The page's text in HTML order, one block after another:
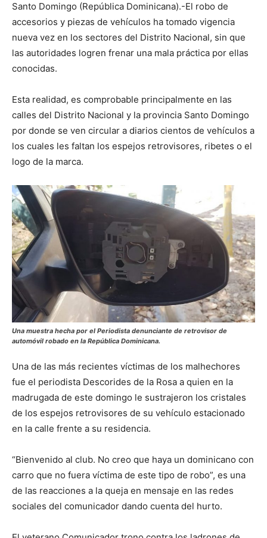
Santo Domingo (República Dominicana).-El robo de
accesorios y piezas de vehículos ha tomado vigencia
nueva vez en los sectores del Distrito Nacional, sin que
las autoridades logren frenar una mala práctica por ellas
conocidas.
Esta realidad, es comprobable principalmente en las
calles del Distrito Nacional y la provincia Santo Domingo
por donde se ven circular a diarios cientos de vehículos a
los cuales les faltan los espejos retrovisores, ribetes o el
logo de la marca.
Una muestra hecha por el Periodista denunciante de retrovisor de
automóvil robado en la República Dominicana.
Una de las más recientes víctimas de los malhechores
fue el periodista Descorides de la Rosa a quien en la
madrugada de este domingo le sustrajeron los cristales
de los espejos retrovisores de su vehículo estacionado
en la calle frente a su residencia.
“Bienvenido al club. No creo que haya un dominicano con
carro que no fuera víctima de este tipo de robo”, es una
de las reacciones a la queja en mensaje en las redes
sociales del comunicador dando cuenta del hurto.